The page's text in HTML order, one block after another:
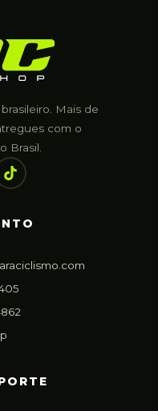
Mais de
com o
Brasil.